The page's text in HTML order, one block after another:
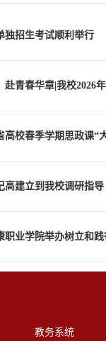
独招生考试顺利举行
高建立到我校调研指导
教务系统